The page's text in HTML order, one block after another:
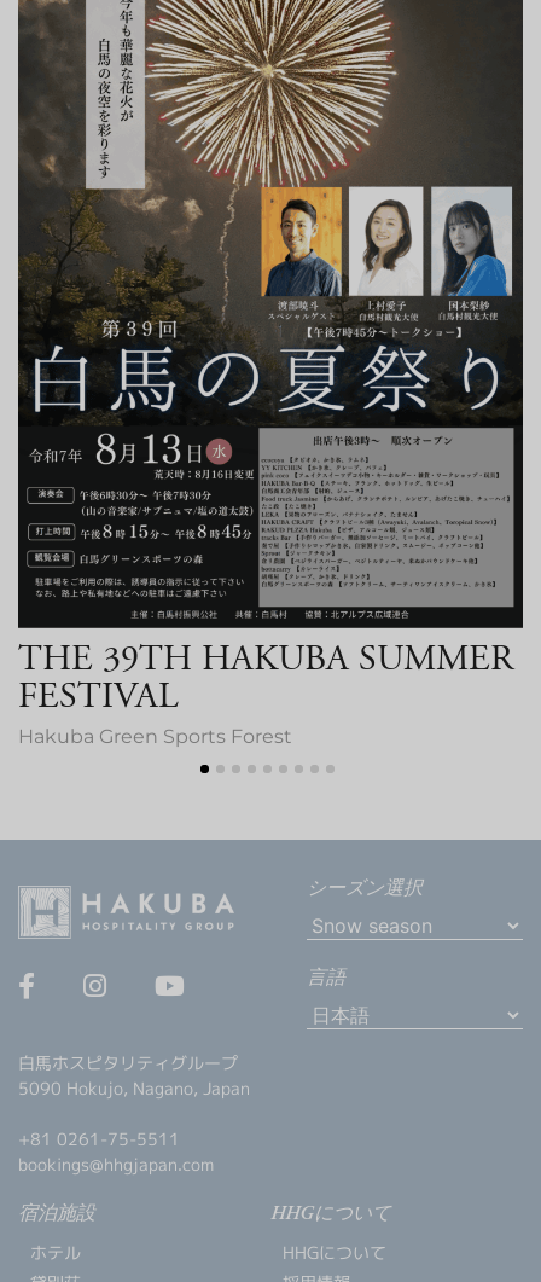
THE 39TH HAKUBA SUMMER
FESTIVAL
Hakuba Green Sports Forest
白馬ホスピタリティグループ
5090 Hokujo, Nagano, Japan
+81 0261-75-5511
bookings@hhgjapan.com
シーズン選択
言語
宿泊施設
ホテル
HHGについて
HHGについて